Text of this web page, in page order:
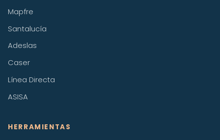
Mapfre
Santalucía
Adeslas
Caser
Línea Directa
ASISA
HERRAMIENTAS